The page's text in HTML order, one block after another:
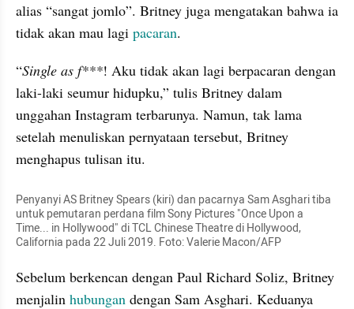
alias “sangat jomlo”. Britney juga mengatakan bahwa ia
tidak akan mau lagi pacaran.
“Single as f***! Aku tidak akan lagi berpacaran dengan
laki-laki seumur hidupku,” tulis Britney dalam
unggahan Instagram terbarunya. Namun, tak lama
setelah menuliskan pernyataan tersebut, Britney
menghapus tulisan itu.
Penyanyi AS Britney Spears (kiri) dan pacarnya Sam Asghari tiba
untuk pemutaran perdana film Sony Pictures "Once Upon a
Time... in Hollywood" di TCL Chinese Theatre di Hollywood,
California pada 22 Juli 2019. Foto: Valerie Macon/AFP
Sebelum berkencan dengan Paul Richard Soliz, Britney
menjalin hubungan dengan Sam Asghari. Keduanya